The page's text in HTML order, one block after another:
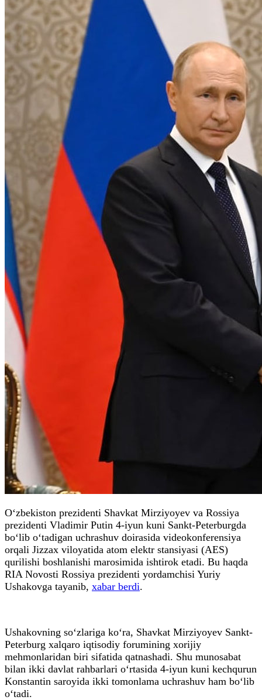
O‘zbekiston prezidenti Shavkat Mirziyoyev va Rossiya
prezidenti Vladimir Putin 4-iyun kuni Sankt-Peterburgda
bo‘lib o‘tadigan uchrashuv doirasida videokonferensiya
orqali Jizzax viloyatida atom elektr stansiyasi (AES)
qurilishi boshlanishi marosimida ishtirok etadi. Bu haqda
RIA Novosti Rossiya prezidenti yordamchisi Yuriy
Ushakovga tayanib, xabar berdi.
Ushakovning so‘zlariga ko‘ra, Shavkat Mirziyoyev Sankt-
Peterburg xalqaro iqtisodiy forumining xorijiy
mehmonlaridan biri sifatida qatnashadi. Shu munosabat
bilan ikki davlat rahbarlari o‘rtasida 4-iyun kuni kechqurun
Konstantin saroyida ikki tomonlama uchrashuv ham bo‘lib
o‘tadi.